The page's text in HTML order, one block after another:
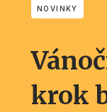
NOVINKY
krok